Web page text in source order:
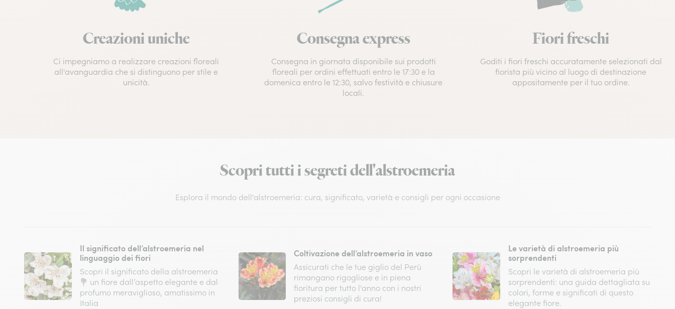
Creazioni uniche
Ci impegniamo a realizzare creazioni floreali
all'avanguardia che si distinguono per stile e
unicità.
Consegna express
Consegna in giornata disponibile sui prodotti
floreali per ordini effettuati entro le 17:30 e la
domenica entro le 12:30, salvo festività e chiusure
locali.
Fiori freschi
Goditi i fiori freschi accuratamente selezionati dal
fiorista più vicino al luogo di destinazione
appositamente per il tuo ordine.
Scopri tutti i segreti dell'alstroemeria
Esplora il mondo dell'alstroemeria: cura, significato, varietà e consigli per ogni occasione
Il significato dell’alstroemeria nel
linguaggio dei fiori
Scopri il significato della alstroemeria
💐 un fiore dall’aspetto elegante e dal
profumo meraviglioso, amatissimo in
Italia
Coltivazione dell’alstroemeria in vaso
Assicurati che le tue giglio del Perù
rimangano rigogliose e in piena
fioritura per tutto l'anno con i nostri
preziosi consigli di cura!
Le varietà di alstroemeria più
sorprendenti
Scopri le varietà di alstroemeria più
sorprendenti: una guida dettagliata su
colori, forme e significati di questo
elegante fiore.